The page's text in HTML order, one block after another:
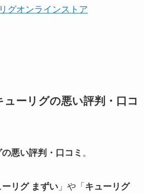
グオンラインストア
ューリグの悪い評判・口コ
悪い評判・口コミ 。
ーリグ まずい」や「 キューリグ